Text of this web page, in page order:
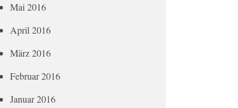
Mai 2016
April 2016
März 2016
Februar 2016
Januar 2016